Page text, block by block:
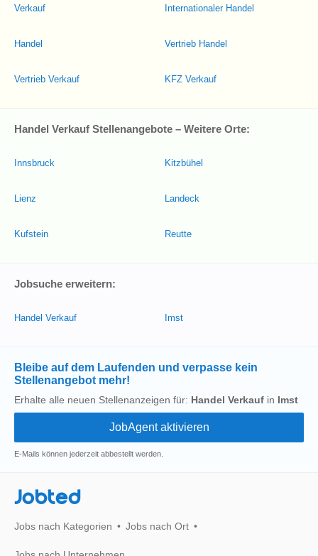
Verkauf
Handel
Vertrieb Verkauf
Internationaler Handel
Vertrieb Handel
KFZ Verkauf
Handel Verkauf Stellenangebote – Weitere Orte:
Innsbruck
Lienz
Kufstein
Kitzbühel
Landeck
Reutte
Jobsuche erweitern:
Handel Verkauf Imst
Bleibe auf dem Laufenden und verpasse kein
Stellenangebot mehr!
Erhalte alle neuen Stellenanzeigen für: Handel Verkauf in Imst
E-Mails können jederzeit abbestellt werden.
Jobted
Jobs nach Kategorien Jobs nach Ort